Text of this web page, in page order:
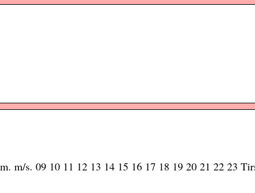
m/s. 09 10 11 12 13 14 15 16 17 18 19 20 21 22 23